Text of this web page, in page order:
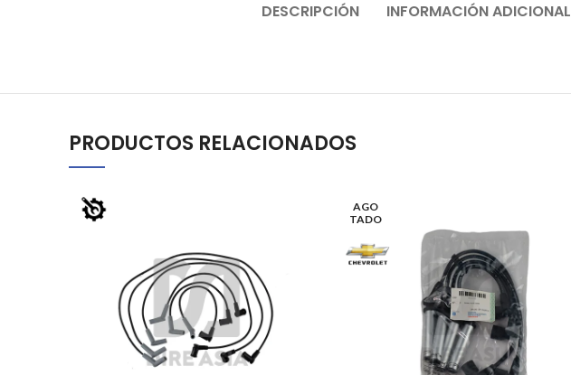
DESCRIPCIÓN INFORMACIÓN ADICIONAL
PRODUCTOS RELACIONADOS
AGO
TADO